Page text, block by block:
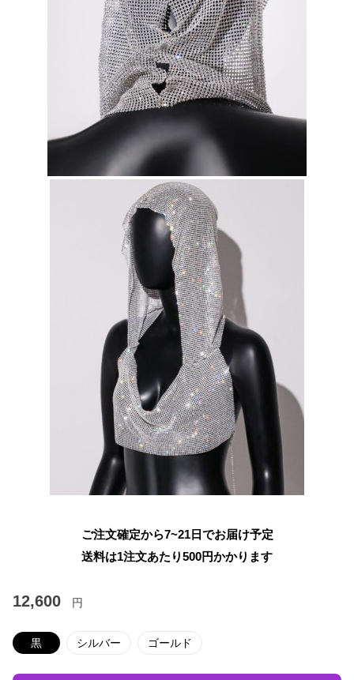
ご注文確定から7~21日でお届け予定
送料は1注文あたり500円かかります
12,600 円
黒 シルバー ゴールド